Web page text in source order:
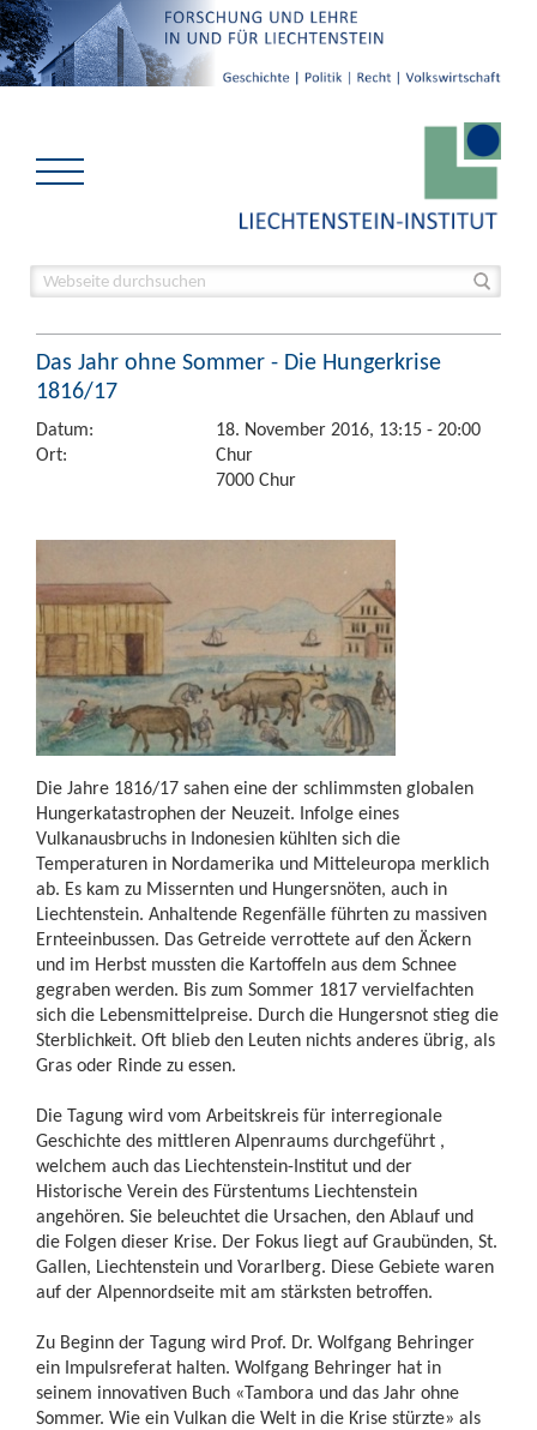
Das Jahr ohne Sommer - Die Hungerkrise
1816/17
Datum:
18. November 2016, 13:15 - 20:00
Ort:
Chur
7000 Chur
Die Jahre 1816/17 sahen eine der schlimmsten globalen
Hungerkatastrophen der Neuzeit. Infolge eines
Vulkanausbruchs in Indonesien kühlten sich die
Temperaturen in Nordamerika und Mitteleuropa merklich
ab. Es kam zu Missernten und Hungersnöten, auch in
Liechtenstein. Anhaltende Regenfälle führten zu massiven
Ernteeinbussen. Das Getreide verrottete auf den Äckern
und im Herbst mussten die Kartoffeln aus dem Schnee
gegraben werden. Bis zum Sommer 1817 vervielfachten
sich die Lebensmittelpreise. Durch die Hungersnot stieg die
Sterblichkeit. Oft blieb den Leuten nichts anderes übrig, als
Gras oder Rinde zu essen.
Die Tagung wird vom Arbeitskreis für interregionale
Geschichte des mittleren Alpenraums durchgeführt ,
welchem auch das Liechtenstein-Institut und der
Historische Verein des Fürstentums Liechtenstein
angehören. Sie beleuchtet die Ursachen, den Ablauf und
die Folgen dieser Krise. Der Fokus liegt auf Graubünden, St.
Gallen, Liechtenstein und Vorarlberg. Diese Gebiete waren
auf der Alpennordseite mit am stärksten betroffen.
Zu Beginn der Tagung wird Prof. Dr. Wolfgang Behringer
ein Impulsreferat halten. Wolfgang Behringer hat in
seinem innovativen Buch «Tambora und das Jahr ohne
Sommer. Wie ein Vulkan die Welt in die Krise stürzte» als